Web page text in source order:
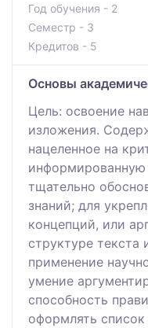
Год обучения - 2
Семестр - 3
Кредитов - 5
Основы
Цель: освоение
изложения.
нацеленное на
тщательно
знаний; для
концепций, или
структуре
применение
умение
способность
оформлять